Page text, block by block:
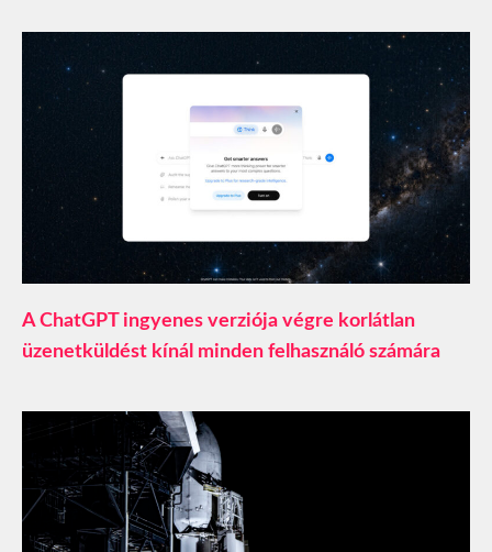
A ChatGPT ingyenes verziója végre korlátlan
üzenetküldést kínál minden felhasználó számára